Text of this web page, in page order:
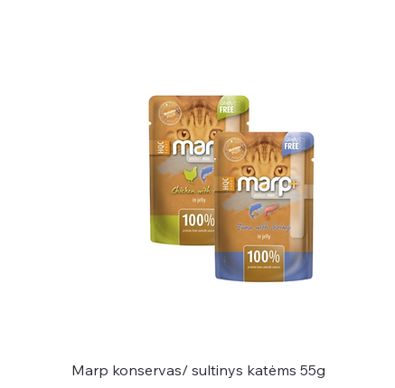
Marp konservas/ sultinys katėms 55g